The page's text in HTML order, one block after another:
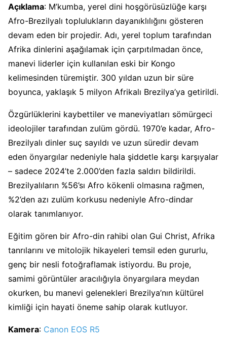
Açıklama: M’kumba, yerel dini hoşgörüsüzlüğe karşı
Afro-Brezilyalı toplulukların dayanıklılığını gösteren
devam eden bir projedir. Adı, yerel toplum tarafından
Afrika dinlerini aşağılamak için çarpıtılmadan önce,
manevi liderler için kullanılan eski bir Kongo
kelimesinden türemiştir. 300 yıldan uzun bir süre
boyunca, yaklaşık 5 milyon Afrikalı Brezilya’ya getirildi.
Özgürlüklerini kaybettiler ve maneviyatları sömürgeci
ideolojiler tarafından zulüm gördü. 1970’e kadar, Afro-
Brezilyalı dinler suç sayıldı ve uzun süredir devam
eden önyargılar nedeniyle hala şiddetle karşı karşıyalar
– sadece 2024’te 2.000’den fazla saldırı bildirildi.
Brezilyalıların %56’sı Afro kökenli olmasına rağmen,
%2’den azı zulüm korkusu nedeniyle Afro-dindar
olarak tanımlanıyor.
Eğitim gören bir Afro-din rahibi olan Gui Christ, Afrika
tanrılarını ve mitolojik hikayeleri temsil eden gururlu,
genç bir nesli fotoğraflamak istiyordu. Bu proje,
samimi görüntüler aracılığıyla önyargılara meydan
okurken, bu manevi gelenekleri Brezilya’nın kültürel
kimliği için hayati öneme sahip olarak kutluyor.
Kamera: Canon EOS R5